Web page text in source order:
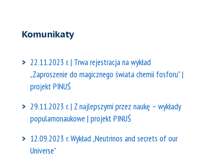
Komunikaty
22.11.2023 r. | Trwa rejestracja na wykład
„Zaproszenie do magicznego świata chemii fosforu” |
projekt PINUŚ
29.11.2023 r. | Z najlepszymi przez naukę – wykłady
popularnonaukowe | projekt PINUŚ
12.09.2023 r. Wykład „Neutrinos and secrets of our
Universe”